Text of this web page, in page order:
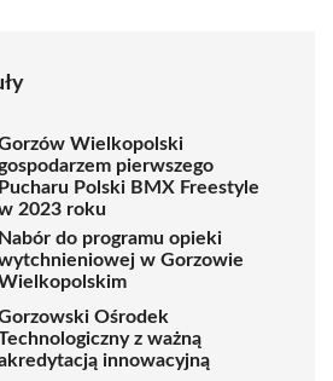
Wielkopolski
pierwszego
Pucharu Polski BMX Freestyle
2023 roku
Nabór do programu opieki
w Gorzowie
Ośrodek
z ważną
innowacyjną